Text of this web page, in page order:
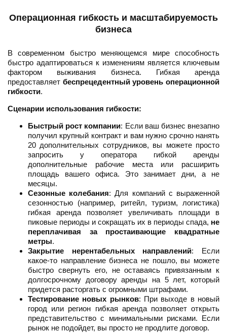
Операционная гибкость и масштабируемость
бизнеса
В современном быстро меняющемся мире способность
быстро адаптироваться к изменениям является ключевым
фактором выживания бизнеса. Гибкая аренда
предоставляет беспрецедентный уровень операционной
гибкости.
Сценарии использования гибкости:
Быстрый рост компании: Если ваш бизнес внезапно
получил крупный контракт и вам нужно срочно нанять
20 дополнительных сотрудников, вы можете просто
запросить у оператора гибкой аренды
дополнительные рабочие места или расширить
площадь вашего офиса. Это занимает дни, а не
месяцы.
Сезонные колебания: Для компаний с выраженной
сезонностью (например, ритейл, туризм, логистика)
гибкая аренда позволяет увеличивать площади в
пиковые периоды и сокращать их в периоды спада, не
переплачивая за простаивающие квадратные
метры.
Закрытие нерентабельных направлений: Если
какое-то направление бизнеса не пошло, вы можете
быстро свернуть его, не оставаясь привязанным к
долгосрочному договору аренды на 5 лет, который
придется расторгать с огромными штрафами.
Тестирование новых рынков: При выходе в новый
город или регион гибкая аренда позволяет открыть
представительство с минимальными рисками. Если
рынок не подойдет, вы просто не продлите договор.